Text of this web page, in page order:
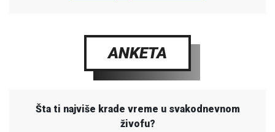
ANKETA
Šta ti najviše krade vreme u svakodnevnom
živofu?